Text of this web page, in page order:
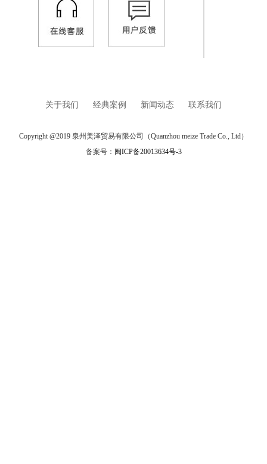
关于我们 经典案例 新闻动态 联系我们
Copyright @2019 泉州美泽贸易有限公司（Quanzhou meize Trade Co., Ltd）
备案号： 闽ICP备20013634号-3